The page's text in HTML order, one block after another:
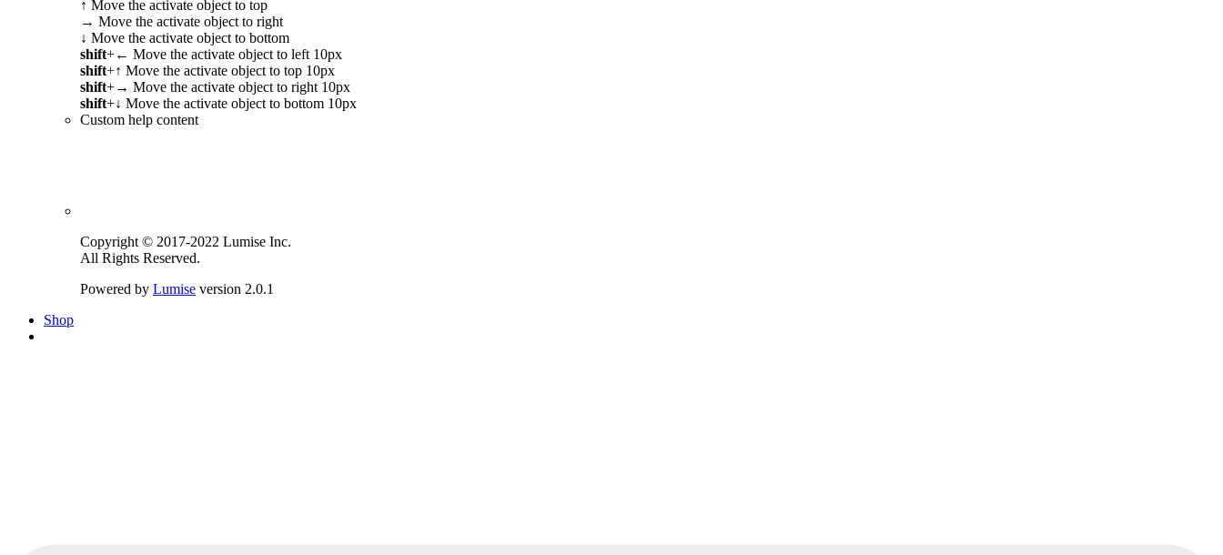
↑ Move the activate object to top
→ Move the activate object to right
↓ Move the activate object to bottom
shift+← Move the activate object to left 10px
shift+↑ Move the activate object to top 10px
shift+→ Move the activate object to right 10px
shift+↓ Move the activate object to bottom 10px
Custom help content
Copyright © 2017-2022 Lumise Inc.
All Rights Reserved.
Powered by Lumise version 2.0.1
Shop